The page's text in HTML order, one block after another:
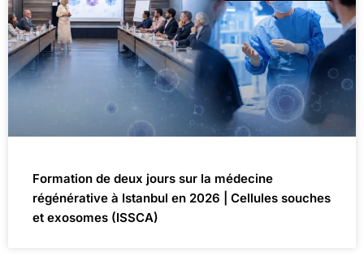
Formation de deux jours sur la médecine
régénérative à Istanbul en 2026 | Cellules souches
et exosomes (ISSCA)